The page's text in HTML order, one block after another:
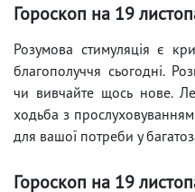
Гороскоп на 19
Розумова стимуляція є
благополуччя сьогодні.
чи вивчайте щось нове.
ходьба з
для вашої потреби у
Гороскоп на 19